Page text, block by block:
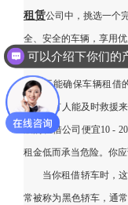
租赁公司中，挑选一个
全、安全的车辆，享用优
有些小公司依靠车
力，不能确保车辆租借
时，没有人能及时救援
般的租借公司便宜10 -
租金低而承当危险。你
当你租借轿车时，
常被称为黑色轿车，通